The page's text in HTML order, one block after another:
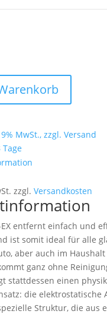
MwSt., zzgl. Versand
zzgl. Versandkosten
EX entfernt einfach und
ist somit ideal für alle
aber auch im
ganz ohne
stattdessen einen
die elektrostatische
Struktur, die aus